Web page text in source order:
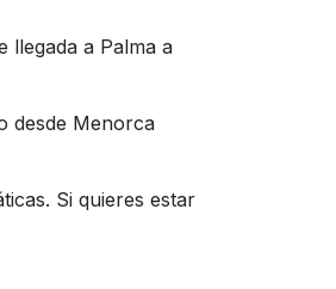
llegada a Palma a
desde Menorca
Si quieres estar